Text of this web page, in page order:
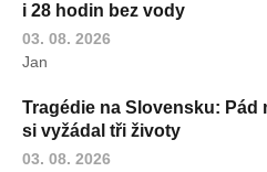
i 28 hodin bez vody
03. 08. 2026
Jan
Tragédie na Slovensku: Pád
si vyžádal tři životy
03. 08. 2026